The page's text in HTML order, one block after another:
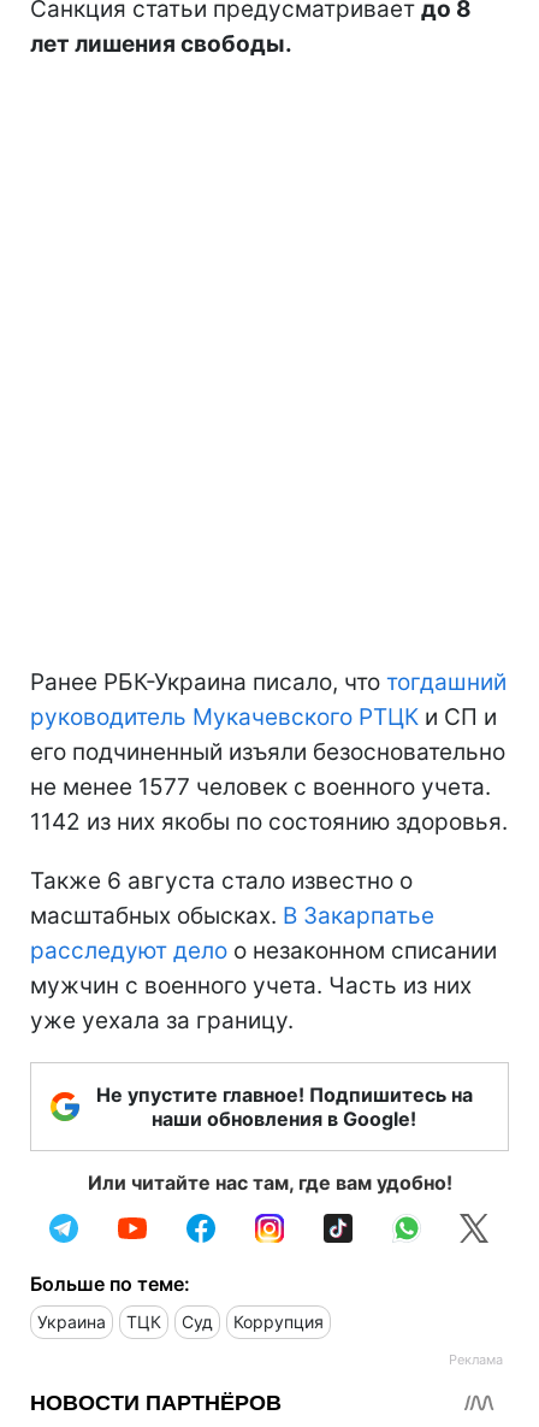
Санкция статьи предусматривает до 8
лет лишения свободы.
Ранее РБК-Украина писало, что тогдашний
руководитель Мукачевского РТЦК и СП и
его подчиненный изъяли безосновательно
не менее 1577 человек с военного учета.
1142 из них якобы по состоянию здоровья.
Также 6 августа стало известно о
масштабных обысках. В Закарпатье
расследуют дело о незаконном списании
мужчин с военного учета. Часть из них
уже уехала за границу.
Не упустите главное! Подпишитесь на
наши обновления в Google!
Или читайте нас там, где вам удобно!
Больше по теме:
Украина ТЦК Суд Коррупция